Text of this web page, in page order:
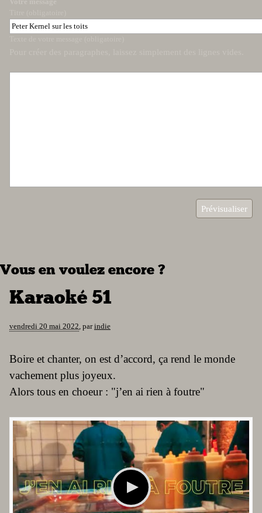
Vous en voulez encore ?
Karaoké 51
vendredi 20 mai 2022, parindie
Boire et chanter, on est d’accord, ça rend le monde
vachement plus joyeux.
Alors tous en choeur : "j’en ai rien à foutre"